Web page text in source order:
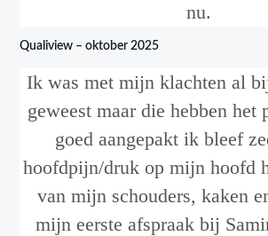
nu.
Qualiview – oktober 2025
Ik was met mijn klachten al
geweest maar die hebben het
goed aangepakt ik bleef
hoofdpijn/druk op mijn hoofd
van mijn schouders, kaken
mijn eerste afspraak bij